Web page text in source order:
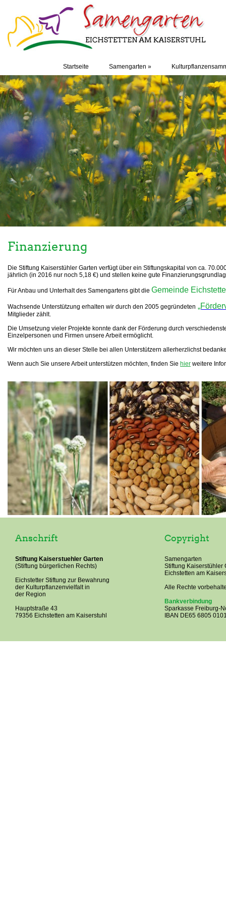
Startseite Samengarten »
Finanzierung
Die Stiftung Kaiserstühler Garten verfügt über ein Stiftungskapital von ca.
jährlich (in 2016 nur noch 5,18 €) und stellen keine gute
Für Anbau und Unterhalt des Samengartens gibt die Gemeinde
Wachsende Unterstützung erhalten wir durch den 2005 gegründeten
Mitglieder zählt.
Die Umsetzung vieler Projekte konnte dank der Förderung durch
Einzelpersonen und Firmen unsere Arbeit ermöglicht.
Wir möchten uns an dieser Stelle bei allen Unterstützern allerherzlichst
Wenn auch Sie unsere Arbeit unterstützen möchten, finden Sie hier weitere
Anschrift Copyright
Stiftung Kaiserstuehler Garten
(Stiftung bürgerlichen Rechts)
Eichstetter Stiftung zur Bewahrung
der Kulturpflanzenvielfalt in
der Region
Hauptstraße 43
79356 Eichstetten am Kaiserstuhl
Samengarten
Stiftung Kaiserstühler
Eichstetten am
Alle Rechte
Bankverbindung
Sparkasse Freiburg-
IBAN DE65 6805